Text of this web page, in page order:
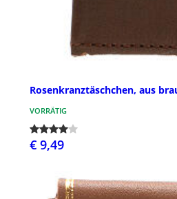
Rosenkranztäschchen, aus
VORRÄTIG
€ 9,49